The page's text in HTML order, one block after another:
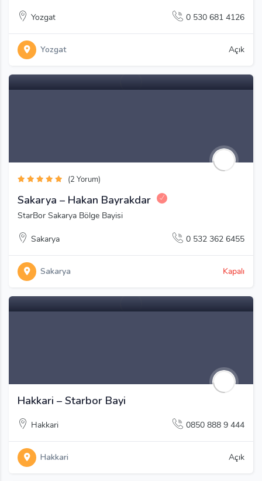
Yozgat 0 530 681 4126
Yozgat Açık
(2 Yorum)
Sakarya – Hakan Bayrakdar
StarBor Sakarya Bölge Bayisi
Sakarya 0 532 362 6455
Sakarya Kapalı
Hakkari – Starbor Bayi
Hakkari 0850 888 9 444
Hakkari Açık